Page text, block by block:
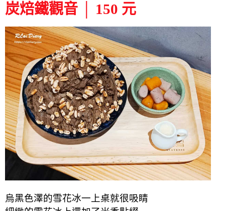
炭焙鐵觀音 │ 150 元
烏黑色澤的雪花冰一上桌就很吸睛